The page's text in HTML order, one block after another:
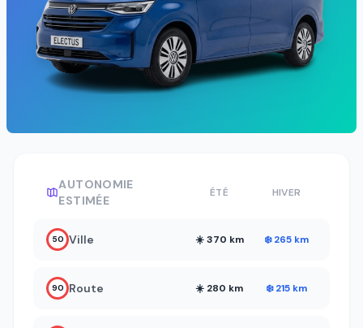
AUTONOMIE
ESTIMÉE
ÉTÉ HIVER
50 Ville ☀️ 370 km ❄️ 265 km
90 Route ☀️ 280 km ❄️ 215 km